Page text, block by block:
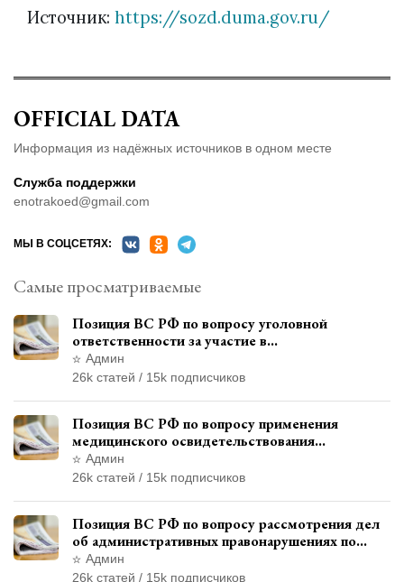
Источник: https://sozd.duma.gov.ru/
OFFICIAL DATA
Информация из надёжных источников в одном месте
Служба поддержки
enotrakoed@gmail.com
МЫ В СОЦСЕТЯХ:
Самые просматриваемые
Позиция ВС РФ по вопросу уголовной
ответственности за участие в
террористической организации до
официального признания
Админ
26k статей / 15k подписчиков
Позиция ВС РФ по вопросу применения
медицинского освидетельствования
военнослужащих при увольнении с военной
службы
Админ
26k статей / 15k подписчиков
Позиция ВС РФ по вопросу рассмотрения дел
об административных правонарушениях по
месту жительства и сроков давности
привлечения к ответственности
Админ
26k статей / 15k подписчиков